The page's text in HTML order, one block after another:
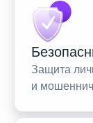
Защита
и